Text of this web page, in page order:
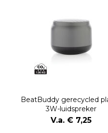
BeatBuddy gerecycled
3W-luidspreker
V.a. € 7,25